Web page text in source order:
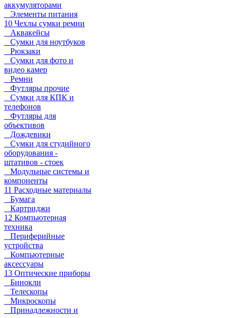
аккумуляторами
Элементы питания
10 Чехлы сумки ремни
Аквакейсы
Сумки для ноутбуков
Рюкзаки
Сумки для фото и
видео камер
Ремни
Футляры прочие
Сумки для КПК и
телефонов
Футляры для
объективов
Дождевики
Сумки для студийного
оборудования -
штативов - стоек
Модульные системы и
компоненты
11 Расходные материалы
Бумага
Картриджи
12 Компьютерная
техника
Периферийные
устройства
Компьютерные
аксессуары
13 Оптические приборы
Бинокли
Телескопы
Микроскопы
Принадлежности и